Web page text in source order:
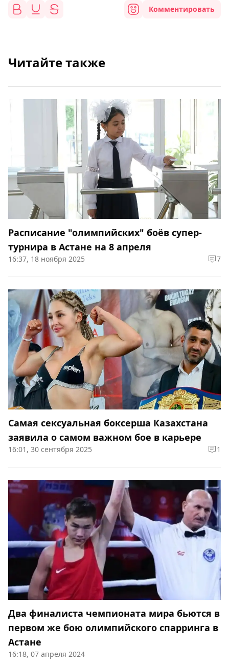
Комментировать
Читайте также
Расписание "олимпийских" боёв супер-
турнира в Астане на 8 апреля
16:37, 18 ноября 2025 7
Самая сексуальная боксерша Казахстана
заявила о самом важном бое в карьере
16:01, 30 сентября 2025 1
Два финалиста чемпионата мира бьются в
первом же бою олимпийского спарринга в
Астане
16:18, 07 апреля 2024